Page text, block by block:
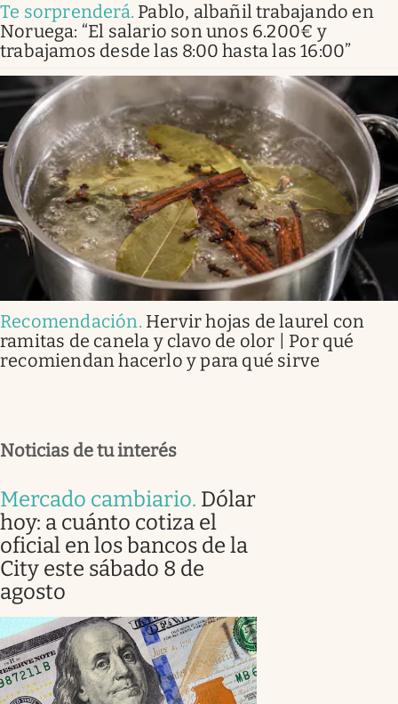
Te sorprenderá. Pablo, albañil trabajando en
Noruega: “El salario son unos 6.200€ y
trabajamos desde las 8:00 hasta las 16:00”
Recomendación. Hervir hojas de laurel con
ramitas de canela y clavo de olor | Por qué
recomiendan hacerlo y para qué sirve
Noticias de tu interés
Mercado cambiario. Dólar
hoy: a cuánto cotiza el
oficial en los bancos de la
City este sábado 8 de
agosto